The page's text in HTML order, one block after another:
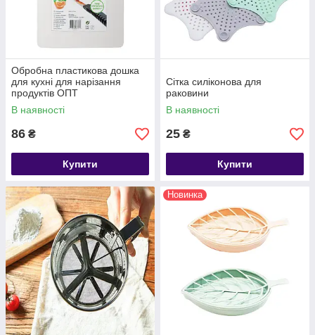
Обробна пластикова дошка
для кухні для нарізання
продуктів ОПТ
В наявності
86 ₴
Купити
Сітка силіконова для
раковини
В наявності
25 ₴
Купити
Новинка